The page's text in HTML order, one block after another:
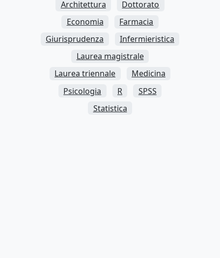
Architettura
Dottorato
Economia
Farmacia
Giurisprudenza
Infermieristica
Laurea magistrale
Laurea triennale
Medicina
Psicologia
R
SPSS
Statistica